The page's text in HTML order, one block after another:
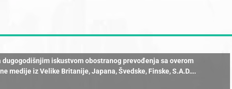
iskustvom obostranog prevođenja sa overom
medije iz Velike Britanije, Japana, Švedske, Finske, S.A.D….